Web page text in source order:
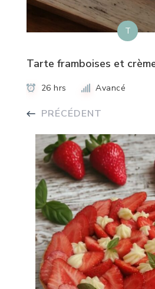
T
Tarte framboises et
26 hrs Avancé
PRÉCÉDENT